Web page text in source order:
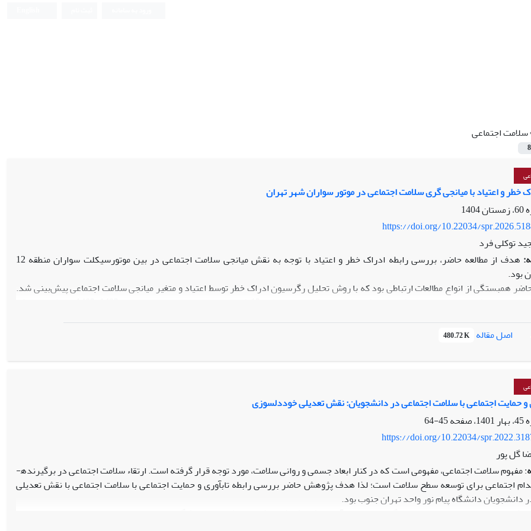
سلامت اجتماعی
8
خطر و اعتیاد با میانجی گری سلامت اجتماعی در موتور سواران شهر تهران
https://doi.org/10.22034/
توکلی فرد
هدف از مطالعه حاضر، بررسی رابطه ادراک خطر و اعتیاد با توجه به نقش میانجی سلامت اجتماعی در بین موتورسیکلت سواران منطقه 12
بود.
همبستگی از انواع مطالعات ارتباطی بود که با روش تحلیل رگرسیون ادراک خطر توسط اعتیاد و متغیر میانجی سلامت اجتماعی پیش‌بینی شد.
اجتماعی صفاری‌نیا (1399) پاسخ دادند.
ترتیب شکوفایی اجتماعی 111/0، انسجام اجتماعی 282/0، پذیرش اجتماعی 615/0 و مشارکت اجتماعی 662/0 ادراک خطر را پیش‌بینی می‌کنند و سلامت اجتماع بر
اعتیاد می‌تواند سطح ادراک خطر موتورسیکلت سواران را از طریق تاثیر میزان سلامت اجتماعی بر ادراک خطر در فرد موتور‌سوار، کاهش دهد
شود.
اصل مقاله 480.72 K
و حمایت اجتماعی با سلامت اجتماعی در دانشجویان: نقش تعدیلی خود‌دلسوزی
45-64
https://doi.org/10.22034/
گل پور
: مفهوم سلامت اجتماعی، مفهومی است که در کنار ابعاد جسمی و روانی سلامت، مورد توجه قرار گرفته است. ارتقاء سلامت اجتماعی در برگیرنده­
اجتماعی برای توسعه سطح سلامت است؛ لذا هدف پژوهش حاضر بررسی رابطه تاب­آوری و حمایت اجتماعی با سلامت اجتماعی با نقش تعدیلی
دانشگاه پیام نور واحد تهران جنوب بود.